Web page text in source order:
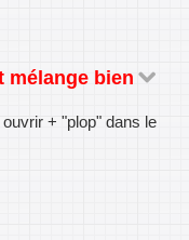
mélange bien
+ "plop" dans le